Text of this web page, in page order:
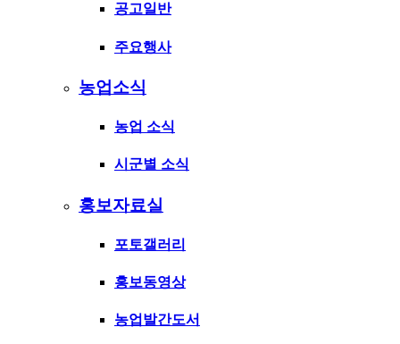
공고일반
주요행사
농업소식
농업 소식
시군별 소식
홍보자료실
포토갤러리
홍보동영상
농업발간도서